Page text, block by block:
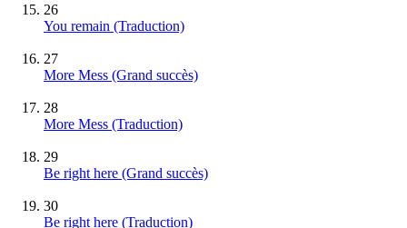
26
You remain (Traduction)
27
More Mess (Grand succès)
28
More Mess (Traduction)
29
Be right here (Grand succès)
30
Be right here (Traduction)